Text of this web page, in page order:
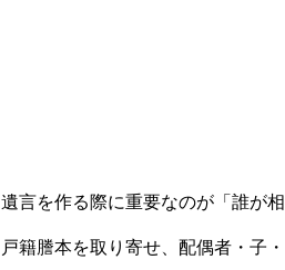
遺言を作る際に重要なのが「誰が
戸籍謄本を取り寄せ、配偶者・子